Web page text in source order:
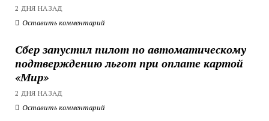
2 ДНЯ НАЗАД
Оставить комментарий
Сбер запустил пилот по автоматическому
подтверждению льгот при оплате картой
«Мир»
2 ДНЯ НАЗАД
Оставить комментарий